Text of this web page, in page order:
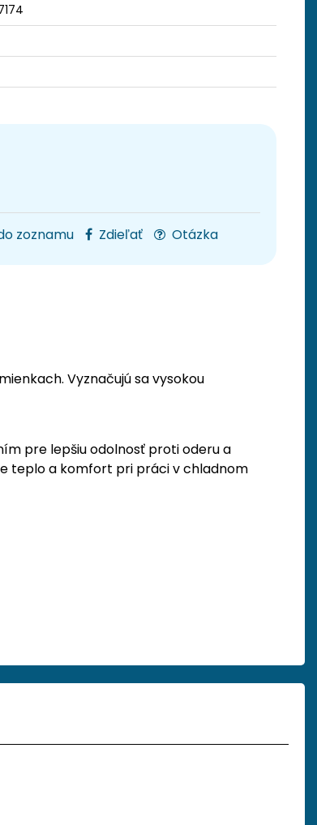
zoznamu Zdieľať Otázka
Vyznačujú sa vysokou
pre lepšiu odolnosť proti oderu a
teplo a komfort pri práci v chladnom